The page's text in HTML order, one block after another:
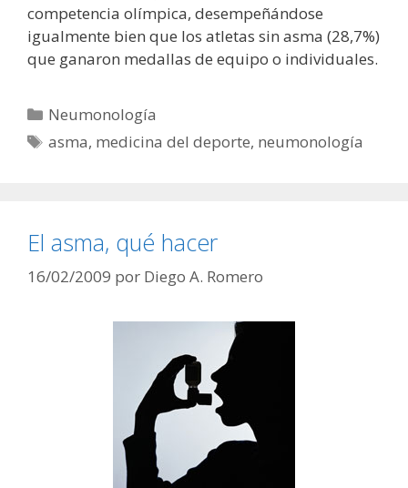
competencia olímpica, desempeñándose
igualmente bien que los atletas sin asma (28,7%)
que ganaron medallas de equipo o individuales.
Categorías
Neumonología
Etiquetas
asma, medicina del deporte, neumonología
El asma, qué hacer
16/02/2009 por Diego A. Romero